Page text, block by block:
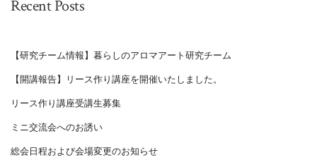
Recent Posts
【研究チーム情報】暮らしのアロマアート研究チーム
【開講報告】リース作り講座を開催いたしました。
リース作り講座受講生募集
ミニ交流会へのお誘い
総会日程および会場変更のお知らせ